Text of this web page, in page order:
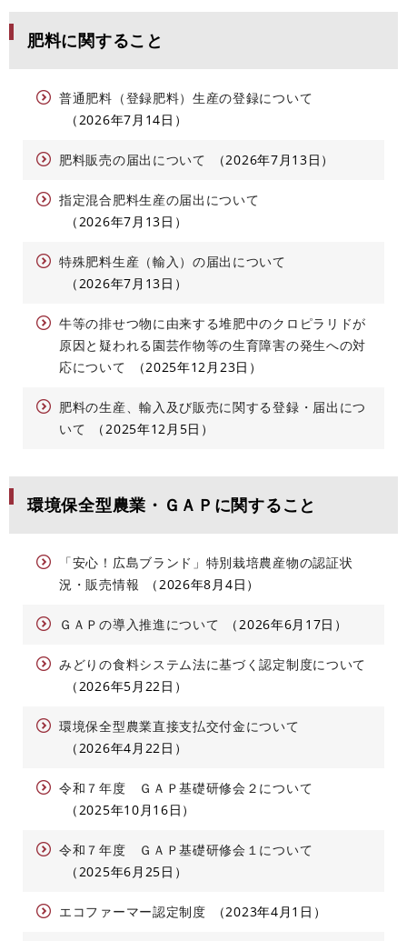
肥料に関すること
普通肥料（登録肥料）生産の登録について
2026年7月14日
肥料販売の届出について 2026年7月13日
指定混合肥料生産の届出について
2026年7月13日
特殊肥料生産（輸入）の届出について
2026年7月13日
牛等の排せつ物に由来する堆肥中のクロピラリドが
原因と疑われる園芸作物等の生育障害の発生への対
応について
2025年12月23日
肥料の生産、輸入及び販売に関する登録・届出につ
いて
2025年12月5日
環境保全型農業・ＧＡＰに関すること
「安心！広島ブランド」特別栽培農産物の認証状
況・販売情報
2026年8月4日
ＧＡＰの導入推進について 2026年6月17日
みどりの食料システム法に基づく認定制度について
2026年5月22日
環境保全型農業直接支払交付金について
2026年4月22日
令和７年度 ＧＡＰ基礎研修会２について
2025年10月16日
令和７年度 ＧＡＰ基礎研修会１について
2025年6月25日
エコファーマー認定制度 2023年4月1日